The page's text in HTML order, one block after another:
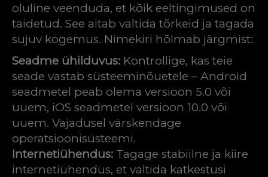
oluline veenduda, et kõik eeltingimused on
täidetud. See aitab vältida tõrkeid ja tagada
sujuv kogemus. Nimekiri hõlmab järgmist:
Seadme ühilduvus: Kontrollige, kas teie
seade vastab süsteeminõuetele – Android
seadmetel peab olema versioon 5.0 või
uuem, iOS seadmetel versioon 10.0 või
uuem. Vajadusel värskendage
operatsioonisüsteemi.
Internetiühendus: Tagage stabiilne ja kiire
internetiühendus, et vältida katkestusi